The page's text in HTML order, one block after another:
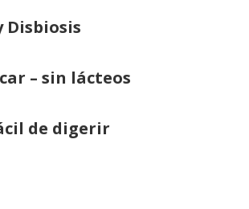
Disbiosis
– sin lácteos
de digerir